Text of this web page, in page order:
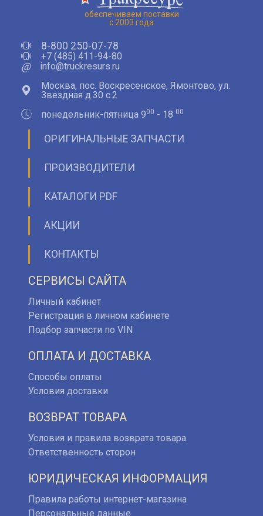
обеспечиваем поставки
с 2003 года
8-800 250-07-78
+7 (485) 411-94-80
@
info@truckresurs.ru
Москва, пос. Воскресенское, Ямонтово, ул.
Звездная д.30 с.2
понедельник-пятница 900 - 18 00
ОРИГИНАЛЬНЫЕ ЗАПЧАСТИ
ПРОИЗВОДИТЕЛИ
КАТАЛОГИ PDF
АКЦИИ
КОНТАКТЫ
СЕРВИСЫ САЙТА
Личный кабинет
Регистрация в личном кабинете
Подбор запчасти по VIN
ОПЛАТА И ДОСТАВКА
Способы оплаты
Условия доставки
ВОЗВРАТ ТОВАРА
Условия и правила возврата товара
Ответственность сторон
ЮРИДИЧЕСКАЯ ИНФОРМАЦИЯ
Правила работы интернет-магазина
Персональные данные